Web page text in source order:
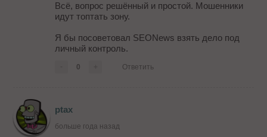
Всё, вопрос решённый и простой. Мошенники
идут топтать зону.
Я бы посоветовал SEONews взять дело под
личный контроль.
0 Ответить
ptax
больше года назад